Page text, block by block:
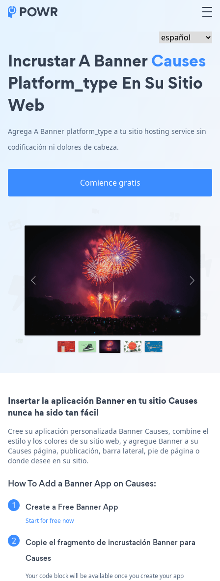
Incrustar A BannerCauses
Platform_type En Su Sitio
Web
Agrega A Banner platform_type a tu sitio hosting service sin
codificación ni dolores de cabeza.
Comience gratis
Insertar la aplicación Banner en tu sitio Causes
nunca ha sido tan fácil
Cree su aplicación personalizada Banner Causes, combine el
estilo y los colores de su sitio web, y agregue Banner a su
Causes página, publicación, barra lateral, pie de página o
donde desee en su sitio.
How To Add a Banner App on Causes:
Create a Free Banner App
Start for free now
Copie el fragmento de incrustación Banner para
Causes
Your code block will be available once you create your app